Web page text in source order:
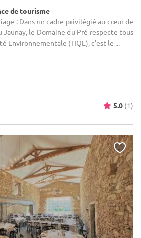
de tourisme
: Dans un cadre privilégié au cœur de
Jaunay, le Domaine du Pré respecte tous
Environnementale (HQE), c'est le ...
5.0 (1)